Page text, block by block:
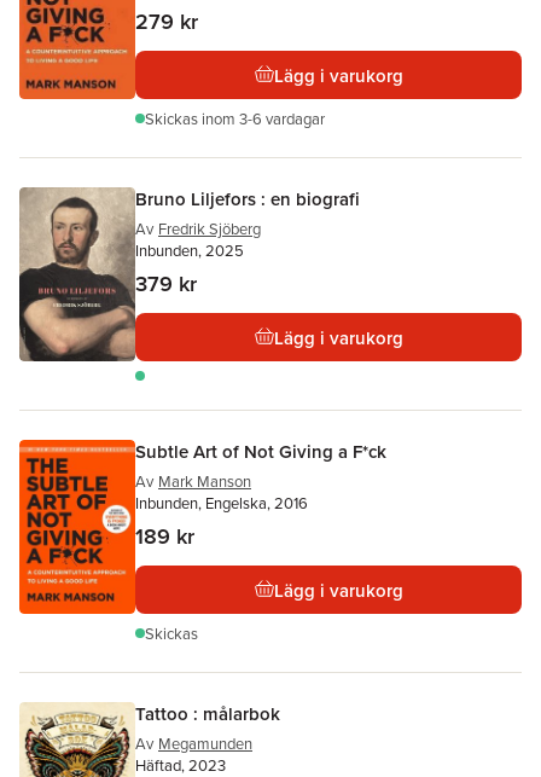
279 kr
Lägg i varukorg
Skickas inom 3-6 vardagar
Bruno Liljefors : en biografi
Av Fredrik Sjöberg
Inbunden, 2025
379 kr
Lägg i varukorg
Subtle Art of Not Giving a F*ck
Av Mark Manson
Inbunden, Engelska, 2016
189 kr
Lägg i varukorg
Skickas
Tattoo : målarbok
Av Megamunden
Häftad, 2023